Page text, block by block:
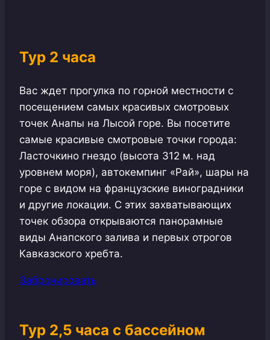
Тур 2 часа
Вас ждет прогулка по горной местности с
посещением самых красивых смотровых
точек Анапы на Лысой горе. Вы посетите
самые красивые смотровые точки города:
Ласточкино гнездо (высота 312 м. над
уровнем моря), автокемпинг «Рай», шары на
горе с видом на французские виноградники
и другие локации. С этих захватывающих
точек обзора открываются панорамные
виды Анапского залива и первых отрогов
Кавказского хребта.
Забронировать
Тур 2,5 часа с бассейном